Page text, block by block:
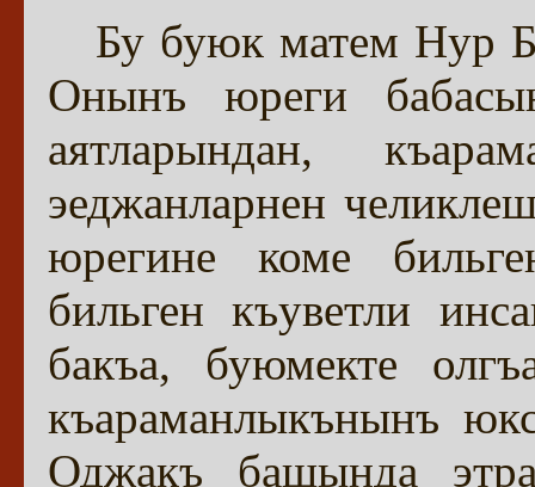
Бу буюк матем Нур
Онынъ юреги
аятларындан,
эеджанларнен
юрегине коме
бильген къуветли
бакъа, буюмекте
къараманлыкънынъ
Оджакъ башында